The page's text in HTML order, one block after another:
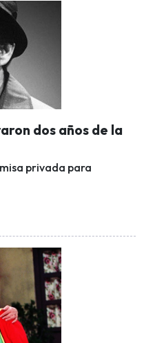
dos años de la
privada para